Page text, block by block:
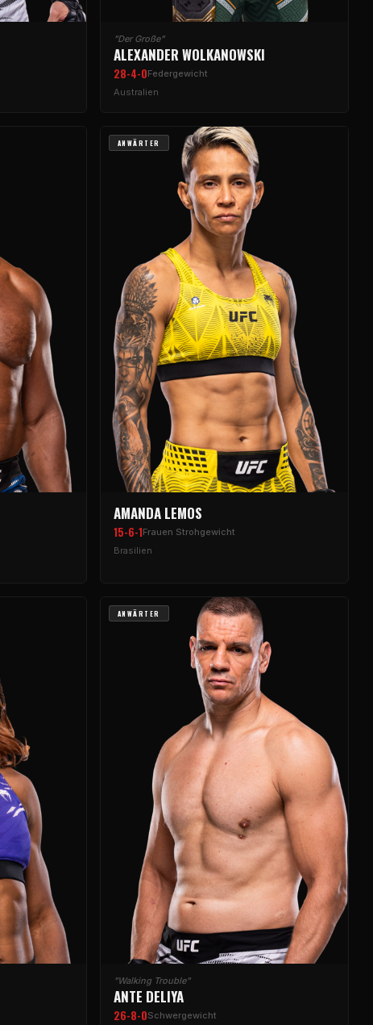
"Der Große"
ALEXANDER WOLKANOWSKI
28-4-0Federgewicht
Australien
ANWÄRTER
AMANDA LEMOS
15-6-1Frauen Strohgewicht
Brasilien
ANWÄRTER
"Walking Trouble"
ANTE DELIYA
26-8-0Schwergewicht